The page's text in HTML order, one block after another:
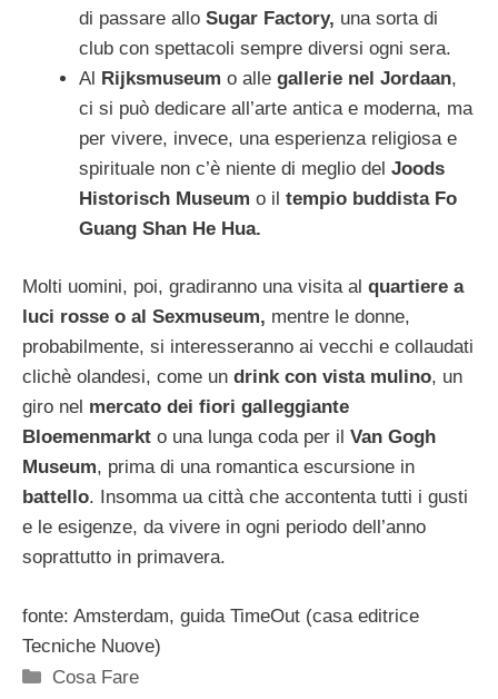
di passare allo Sugar Factory, una sorta di
club con spettacoli sempre diversi ogni sera.
Al Rijksmuseum o alle gallerie nel Jordaan,
ci si può dedicare all’arte antica e moderna, ma
per vivere, invece, una esperienza religiosa e
spirituale non c’è niente di meglio del Joods
Historisch Museum o il tempio buddista Fo
Guang Shan He Hua.
Molti uomini, poi, gradiranno una visita al quartiere a
luci rosse o al Sexmuseum, mentre le donne,
probabilmente, si interesseranno ai vecchi e collaudati
clichè olandesi, come un drink con vista mulino, un
giro nel mercato dei fiori galleggiante
Bloemenmarkt o una lunga coda per il Van Gogh
Museum, prima di una romantica escursione in
battello. Insomma ua città che accontenta tutti i gusti
e le esigenze, da vivere in ogni periodo dell’anno
soprattutto in primavera.
fonte: Amsterdam, guida TimeOut (casa editrice
Tecniche Nuove)
Categorie
Cosa Fare